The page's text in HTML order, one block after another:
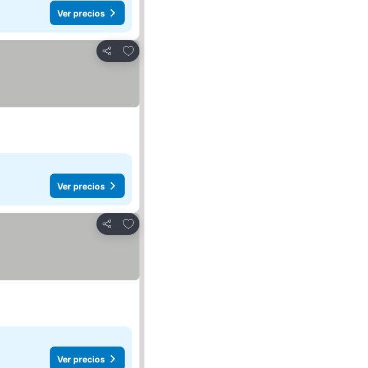
Ver precios
Compartir
Agregar a favoritos
Ver precios
Compartir
Agregar a favoritos
Ver precios